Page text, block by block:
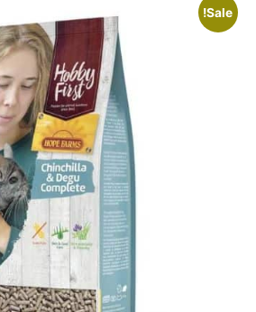
Sale!